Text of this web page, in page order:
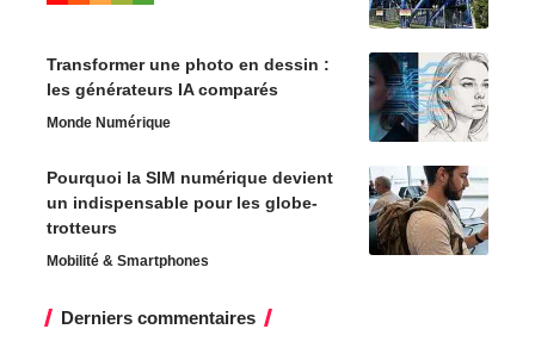
Transformer une photo en dessin :
les générateurs IA comparés
Monde Numérique
Pourquoi la SIM numérique devient
un indispensable pour les globe-
trotteurs
Mobilité & Smartphones
Derniers commentaires